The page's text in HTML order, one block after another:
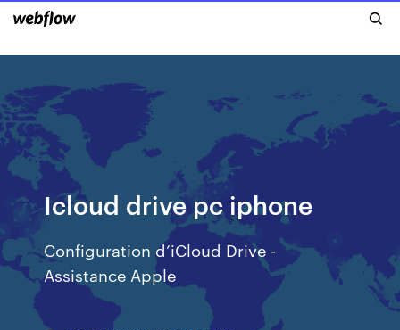
Icloud drive pc iphone
Configuration d’iCloud Drive -
Assistance Apple